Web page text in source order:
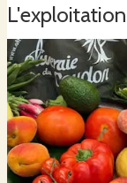
L'exploitation